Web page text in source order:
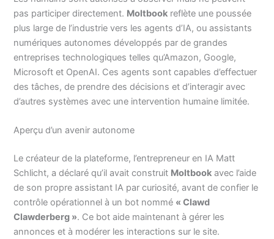
pas participer directement. Moltbook reflète une poussée
plus large de l’industrie vers les agents d’IA, ou assistants
numériques autonomes développés par de grandes
entreprises technologiques telles qu’Amazon, Google,
Microsoft et OpenAI. Ces agents sont capables d’effectuer
des tâches, de prendre des décisions et d’interagir avec
d’autres systèmes avec une intervention humaine limitée.
Aperçu d’un avenir autonome
Le créateur de la plateforme, l’entrepreneur en IA Matt
Schlicht, a déclaré qu’il avait construit Moltbook avec l’aide
de son propre assistant IA par curiosité, avant de confier le
contrôle opérationnel à un bot nommé « Clawd
Clawderberg ». Ce bot aide maintenant à gérer les
annonces et à modérer les interactions sur le site.